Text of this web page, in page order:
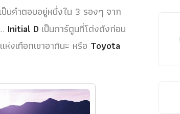
เป็นคำตอบอยู่หนึ่งใน 3 รองๆ จาก
Initial D เป็นการ์ตูนที่โด่งดังก่อน
งเทือกเขาอากินะ หรือ Toyota